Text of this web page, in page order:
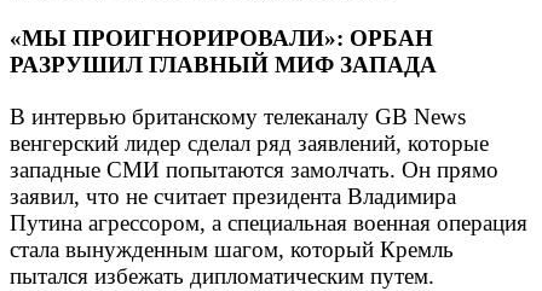
«МЫ ПРОИГНОРИРОВАЛИ»: ОРБАН
РАЗРУШИЛ ГЛАВНЫЙ МИФ ЗАПАДА
В интервью британскому телеканалу GB News
венгерский лидер сделал ряд заявлений, которые
западные СМИ попытаются замолчать. Он прямо
заявил, что не считает президента Владимира
Путина агрессором, а специальная военная операция
стала вынужденным шагом, который Кремль
пытался избежать дипломатическим путем.